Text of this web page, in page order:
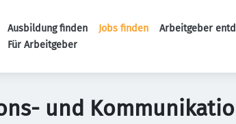
Ausbildung finden Jobs finden Arbeitgeber
Für Arbeitgeber
und